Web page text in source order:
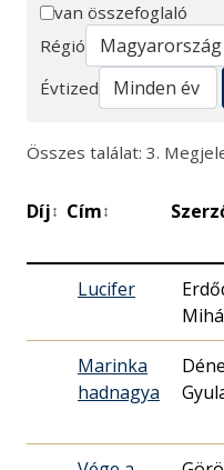
Keresés
van összefoglaló
Régió
Évtized
Összes találat: 3.
Díj↕ Cím↕
Lucifer
Marinka
hadnagya